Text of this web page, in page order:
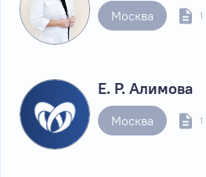
Москва 1
Е. Р. Алимова
Москва 1